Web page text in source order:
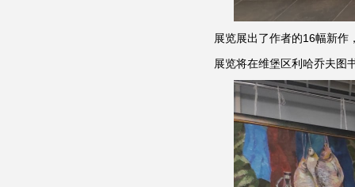
展览展出了作者的16幅新作
展览将在维堡区利哈乔夫图